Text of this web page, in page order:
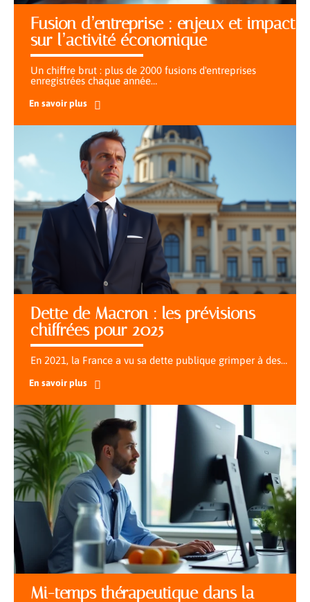
Fusion d’entreprise : enjeux et impact
sur l’activité économique
Un chiffre brut : plus de 2000 fusions d'entreprises
enregistrées chaque année…
En savoir plus
Dette de Macron : les prévisions
chiffrées pour 2025
En 2021, la France a vu sa dette publique grimper à des…
En savoir plus
Mi-temps thérapeutique dans la